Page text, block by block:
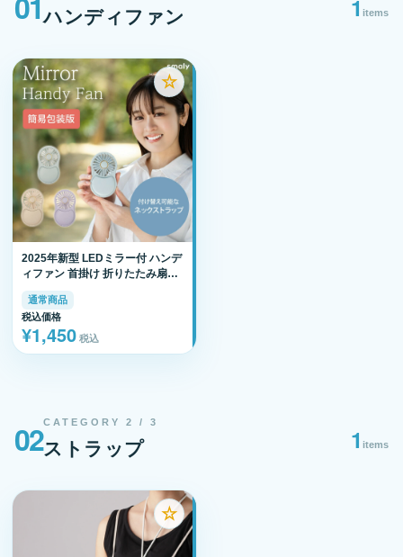
ハンディファン 1 items
☆
2025年新型 LEDミラー付 ハンデ
ィファン 首掛け 折りたたみ扇風
機 鏡 ミニ 小型 コンパクトミラー
化粧直し ミラーファン USB充電
卓上 手持ち扇風機 携帯ファン ハ
ンディーファン
通常商品
税込価格
¥1,450 税込
02CATEGORY 2 / 3
ストラップ 1 items
☆